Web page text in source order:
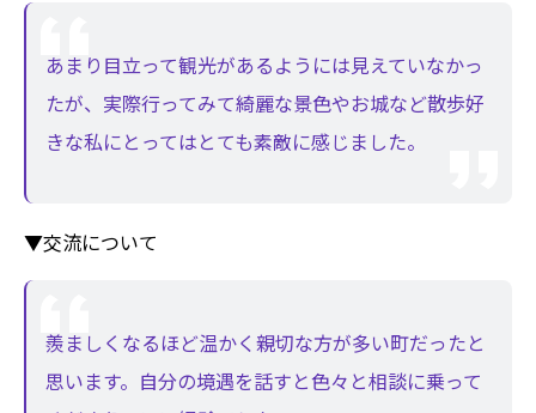
あまり目立って観光があるようには見えていなかっ
たが、実際行ってみて綺麗な景色やお城など散歩好
きな私にとってはとても素敵に感じました。
▼交流について
羨ましくなるほど温かく親切な方が多い町だったと
思います。自分の境遇を話すと色々と相談に乗って